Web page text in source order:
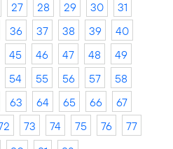
27 28 29 30
31
36 37 38 39
40
45 46 47 48
49
54 55 56 57
58
63 64 65 66
67
73 74 75 76
77